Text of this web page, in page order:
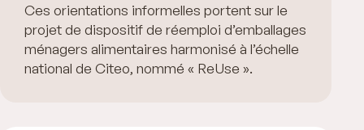
Ces orientations informelles portent sur le
projet de dispositif de réemploi d’emballages
ménagers alimentaires harmonisé à l’échelle
national de Citeo, nommé « ReUse ».